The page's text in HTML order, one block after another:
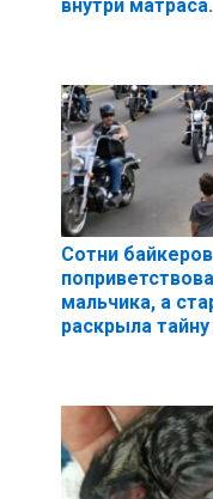
внутри матраса.
Сотни
мальчика, а
раскрыла